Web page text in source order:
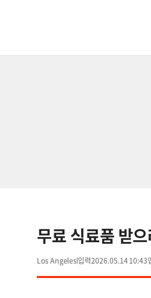
무료 식료품 받
Los Angeles 2026.05.14 10:43